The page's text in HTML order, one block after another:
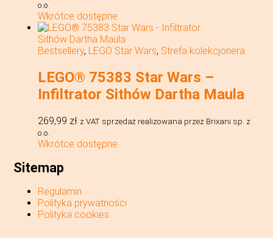
o.o.
Wkrótce dostępne
Bestsellery, LEGO Star Wars, Strefa kolekcjonera
LEGO® 75383 Star Wars –
Infiltrator Sithów Dartha Maula
269,99 zł z VAT sprzedaż realizowana przez Brixani sp. z
o.o.
Wkrótce dostępne
Sitemap
Regulamin
Polityka prywatności
Polityka cookies